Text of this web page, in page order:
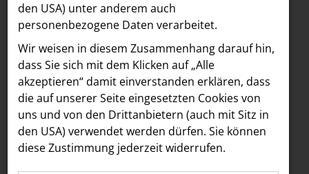
MELDUNGEN
LOEBELL NORDBERG
INNER
aehre
Astoria Artshow
B/S/H Hausgeräte
Meldungen / The Hoxton
Text Bilder
05.03.2024
Rooftop-Bar Cayo
Coco bringt ab April
den USA) unter anderem auch
personenbezogene Daten verarbeitet.
Wir weisen in diesem Zusammenhang darauf hin,
dass Sie sich mit dem Klicken auf „Alle
akzeptieren“ damit ein­ver­standen erklären, dass
die auf unserer Seite eingesetzten Cookies von
uns und von den Drittanbietern (auch mit Sitz in
den USA) verwendet werden dürfen. Sie können
diese Zustimmung jederzeit widerrufen.